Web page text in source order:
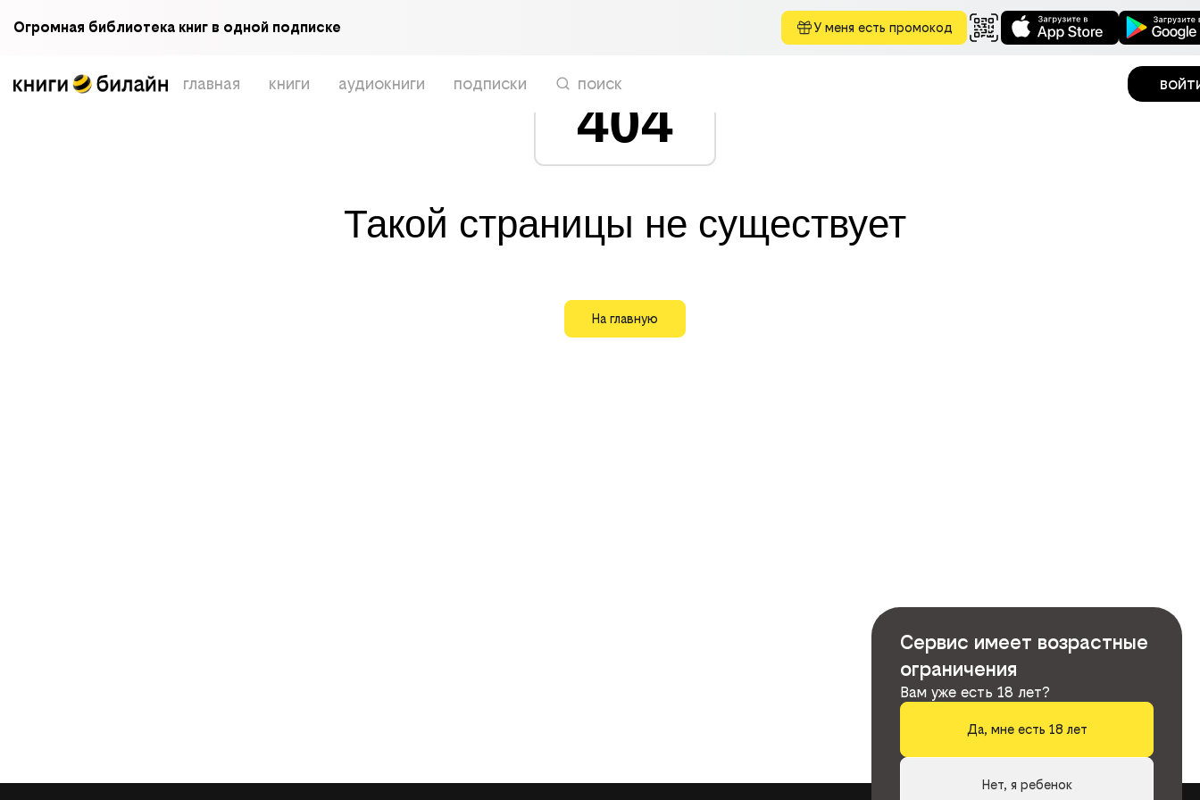
Огромная библиотека книг в одной подписке У меня есть промокод
главная книги аудиокниги подписки поиск
404
Такой страницы не существует
На главную
Сервис имеет возрастные
ограничения
Вам уже есть 18 лет?
Да, мне есть 18 лет
Нет, я ребенок